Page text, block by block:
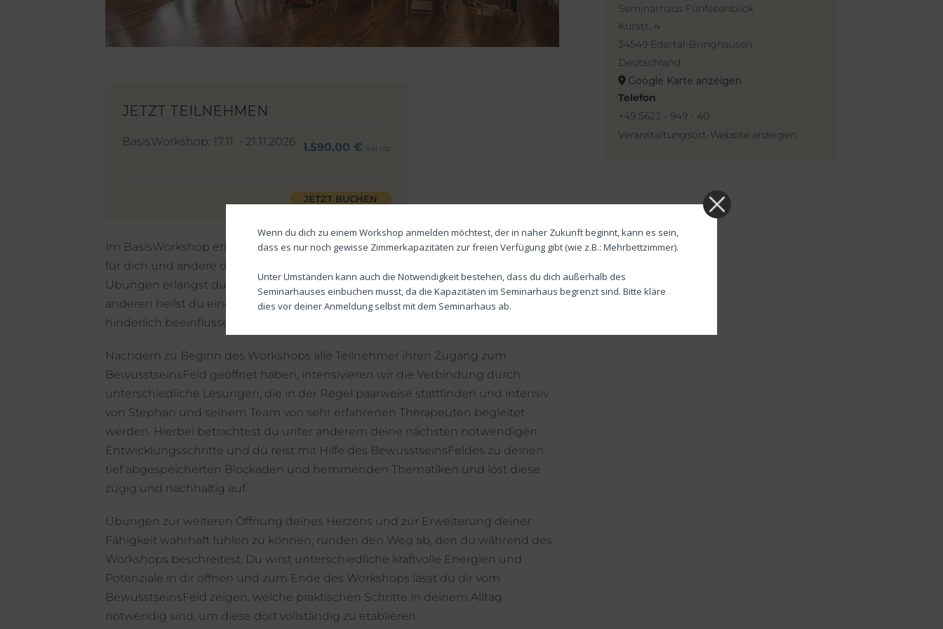
BasisWorkshop: 17.11. - 21.11.2026 1.590,00 € inkl. USt
JETZT BUCHEN
Im BasisWorkshop erlernst du den Zugang zum BewusstseinsFeld und wie du
für dich und andere darin lesen und arbeiten kannst. Anhand unterschiedlicher
Übungen erlangst du zum einen Sicherheit im Umgang mit dem Feld, zum
anderen heilst du eine Vielzahl an Themen, die dich gerade in deinem Leben
hinderlich beeinflussen.
Nachdem zu Beginn des Workshops alle Teilnehmer ihren Zugang zum
BewusstseinsFeld geöffnet haben, intensivieren wir die Verbindung durch
unterschiedliche Lesungen, die in der Regel paarweise stattfinden und intensiv
von Stephan und seinem Team von sehr erfahrenen Therapeuten begleitet
werden. Hierbei betrachtest du unter anderem deine nächsten notwendigen
Entwicklungsschritte und du reist mit Hilfe des BewusstseinsFeldes zu deinen
tief abgespeicherten Blockaden und hemmenden Thematiken und löst diese
zügig und nachhaltig auf.
Übungen zur weiteren Öffnung deines Herzens und zur Erweiterung deiner
Fähigkeit wahrhaft fühlen zu können, runden den Weg ab, den du während des
Workshops beschreitest. Du wirst unterschiedliche kraftvolle Energien und
Potenziale in dir öffnen und zum Ende des Workshops lässt du dir vom
BewusstseinsFeld zeigen, welche praktischen Schritte in deinem Alltag
notwendig sind, um diese dort vollständig zu etablieren.
Seminarhaus Fünfseenblick
Kurstr. 4
34549 Edertal-Bringhausen,
Deutschland
Google Karte anzeigen
Telefon
+49 5623 - 949 - 40
Veranstaltungsort-Website anzeigen
Wenn du dich zu einem Workshop anmelden möchtest, der in naher Zukunft beginnt, kann es sein,
dass es nur noch gewisse Zimmerkapazitäten zur freien Verfügung gibt (wie z.B.: Mehrbettzimmer).
Unter Umständen kann auch die Notwendigkeit bestehen, dass du dich außerhalb des
Seminarhauses einbuchen musst, da die Kapazitäten im Seminarhaus begrenzt sind. Bitte kläre
dies vor deiner Anmeldung selbst mit dem Seminarhaus ab.